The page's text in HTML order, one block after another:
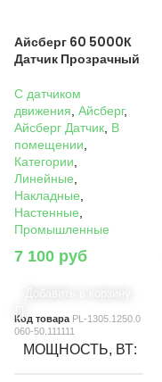
Айсберг 60 5000К
Датчик Прозрачный
C датчиком
движения ,Айсберг,
Айсберг Датчик В
помещении
Категории
Линейные
Накладные
Настенные
Промышленные
7 100 руб
Код товара PL-1305.1250.0
060-50.111111
МОЩНОСТЬ, ВТ